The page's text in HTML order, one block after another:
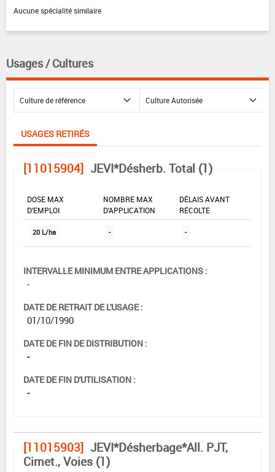
Aucune spécialité similaire
Usages / Cultures
USAGES RETIRÉS
[11015904] JEVI*Désherb. Total (1)
DOSE MAX
D'EMPLOI
NOMBRE MAX
D'APPLICATION
DÉLAIS AVANT
RÉCOLTE
20 L/ha - -
INTERVALLE MINIMUM ENTRE APPLICATIONS :
-
DATE DE RETRAIT DE L'USAGE :
01/10/1990
DATE DE FIN DE DISTRIBUTION :
-
DATE DE FIN D'UTILISATION :
-
[11015903] JEVI*Désherbage*All. PJT,
Cimet., Voies (1)